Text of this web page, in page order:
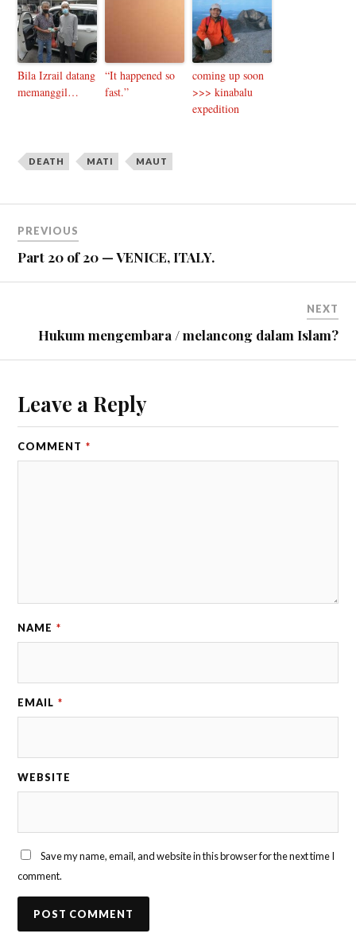
Bila Izrail datang
memanggil…
“It happened so
fast.”
coming up soon
>>> kinabalu
expedition
DEATH MATI MAUT
PREVIOUS
Part 20 of 20 — VENICE, ITALY.
NEXT
Hukum mengembara / melancong dalam Islam?
Leave a Reply
COMMENT *
NAME *
EMAIL *
WEBSITE
Save my name, email, and website in this browser for the next time I
comment.